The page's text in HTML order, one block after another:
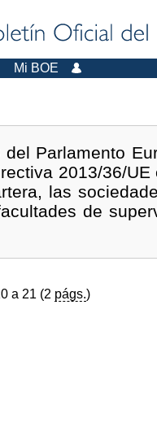
Mi BOE
Parlamento
2013/36/
las
de
a 21 (2 págs.)